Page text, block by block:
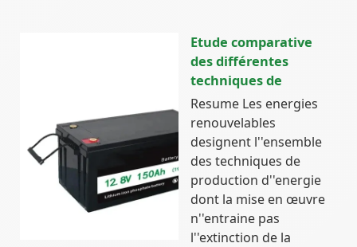
Etude comparative
des différentes
techniques de
Resume Les energies
renouvelables
designent l''ensemble
des techniques de
production d''energie
dont la mise en œuvre
n''entraine pas
l''extinction de la